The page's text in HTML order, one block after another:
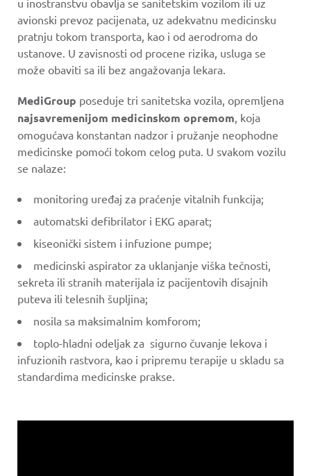
u inostranstvu obavlja se sanitetskim vozilom ili uz
avionski prevoz pacijenata, uz adekvatnu medicinsku
pratnju tokom transporta, kao i od aerodroma do
ustanove. U zavisnosti od procene rizika, usluga se
može obaviti sa ili bez angažovanja lekara.
MediGroup poseduje tri sanitetska vozila, opremljena
najsavremenijom medicinskom opremom, koja
omogućava konstantan nadzor i pružanje neophodne
medicinske pomoći tokom celog puta. U svakom vozilu
se nalaze:
monitoring uređaj za praćenje vitalnih funkcija;
automatski defibrilator i EKG aparat;
kiseonički sistem i infuzione pumpe;
medicinski aspirator za uklanjanje viška tečnosti,
sekreta ili stranih materijala iz pacijentovih disajnih
puteva ili telesnih šupljina;
nosila sa maksimalnim komforom;
toplo-hladni odeljak za sigurno čuvanje lekova i
infuzionih rastvora, kao i pripremu terapije u skladu sa
standardima medicinske prakse.